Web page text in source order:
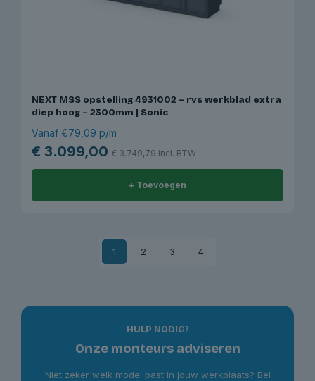
NEXT MSS opstelling 4931002 – rvs werkblad extra
diep hoog – 2300mm | Sonic
Vanaf €79,09 p/m
€ 3.099,00 € 3.749,79 incl. BTW
+ Toevoegen
1 2 3 4
HULP NODIG?
Onze monteurs adviseren
Niet zeker welk model past in jouw werkplaats? Bel